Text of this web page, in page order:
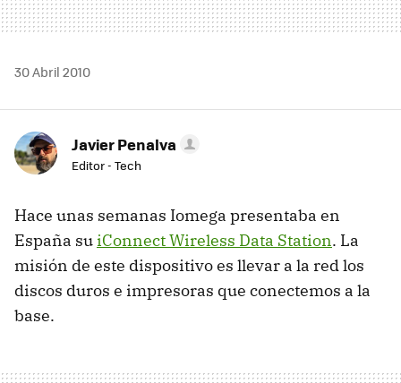
30 Abril 2010
Javier Penalva
Editor - Tech
Hace unas semanas Iomega presentaba en
España suiConnect Wireless Data Station. La
misión de este dispositivo es llevar a la red los
discos duros e impresoras que conectemos a la
base.